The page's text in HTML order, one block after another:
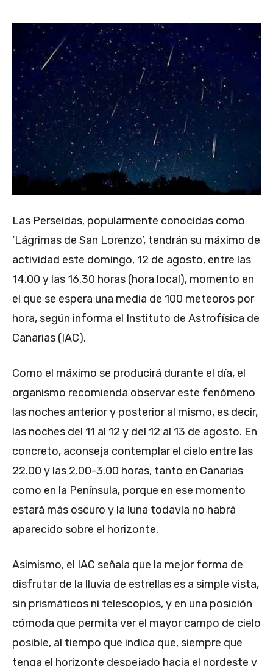
Las Perseidas, popularmente conocidas como
‘Lágrimas de San Lorenzo’, tendrán su máximo de
actividad este domingo, 12 de agosto, entre las
14.00 y las 16.30 horas (hora local), momento en
el que se espera una media de 100 meteoros por
hora, según informa el Instituto de Astrofísica de
Canarias (IAC).
Como el máximo se producirá durante el día, el
organismo recomienda observar este fenómeno
las noches anterior y posterior al mismo, es decir,
las noches del 11 al 12 y del 12 al 13 de agosto. En
concreto, aconseja contemplar el cielo entre las
22.00 y las 2.00-3.00 horas, tanto en Canarias
como en la Península, porque en ese momento
estará más oscuro y la luna todavía no habrá
aparecido sobre el horizonte.
Asimismo, el IAC señala que la mejor forma de
disfrutar de la lluvia de estrellas es a simple vista,
sin prismáticos ni telescopios, y en una posición
cómoda que permita ver el mayor campo de cielo
posible, al tiempo que indica que, siempre que
tenga el horizonte despejado hacia el nordeste y